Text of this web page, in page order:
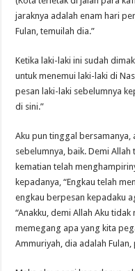
jaraknya adalah enam hari
Fulan, temuilah dia.”
Ketika laki-laki ini sudah
untuk menemui laki-laki di
pesan laki-laki sebelumnya
di sini.”
Aku pun tinggal bersamanya,
sebelumnya, baik. Demi
kematian telah
kepadanya, “Engkau telah
engkau berpesan kepadaku
“Anakku, demi Allah Aku
memegang apa yang kita
Ammuriyah, dia adalah